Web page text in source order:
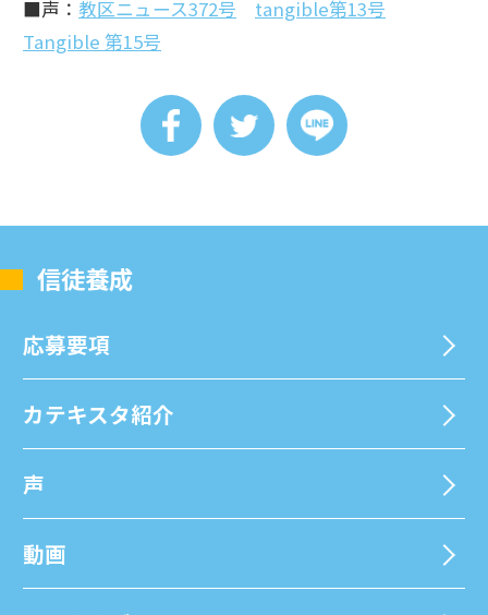
■声： 教区ニュース372号
tangible第13号
Tangible 第15号
信徒養成
応募要項
カテキスタ紹介
声
動画